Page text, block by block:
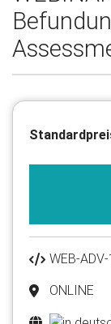
WEB-
ONLINE